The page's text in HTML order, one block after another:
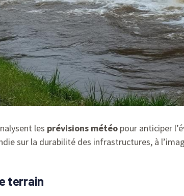
les prévisions météo pour anticiper
sur la durabilité des infrastructures, à
terrain